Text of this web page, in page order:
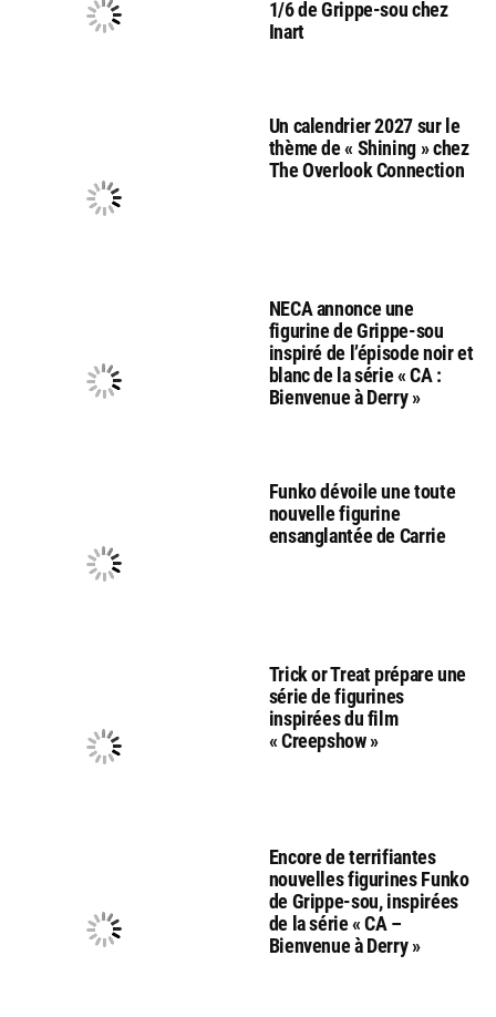
1/6 de Grippe-sou chez
Inart
Un calendrier 2027 sur le
thème de « Shining » chez
The Overlook Connection
NECA annonce une
figurine de Grippe-sou
inspiré de l’épisode noir et
blanc de la série « CA :
Bienvenue à Derry »
Funko dévoile une toute
nouvelle figurine
ensanglantée de Carrie
Trick or Treat prépare une
série de figurines
inspirées du film
« Creepshow »
Encore de terrifiantes
nouvelles figurines Funko
de Grippe-sou, inspirées
de la série « CA –
Bienvenue à Derry »